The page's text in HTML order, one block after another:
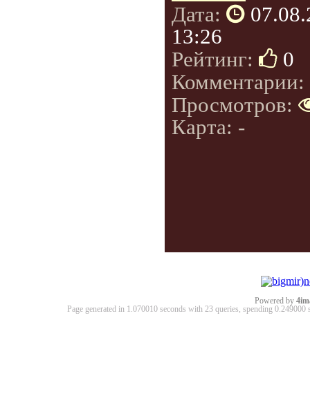
Дата:
13:26
Рейтинг:
0
Комментарии:
Просмотров:
Карта: -
Powered by
Page generated in 1.070010 seconds with 23 queries, spending